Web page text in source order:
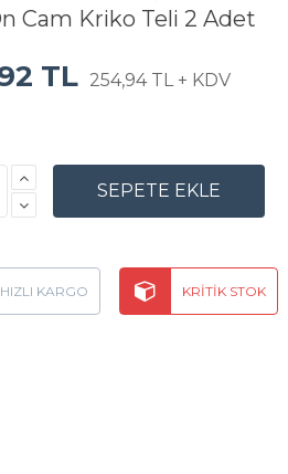
Cam Kriko Teli 2 Adet
TL 254,94 TL + KDV